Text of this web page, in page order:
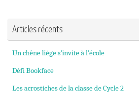
Articles récents
Un chêne liège s’invite à l’école
Défi Bookface
Les acrostiches de la classe de Cycle 2